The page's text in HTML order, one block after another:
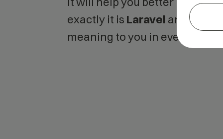
exactly it is Laravel and what
meaning to you in everyday